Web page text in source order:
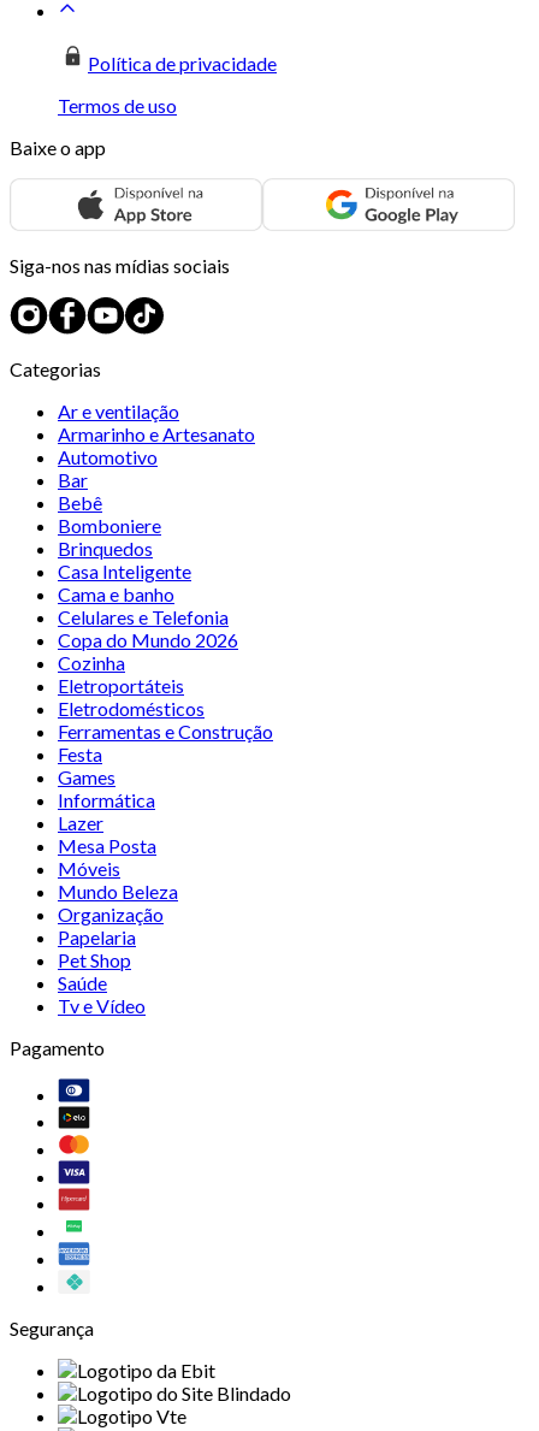
Política de privacidade
Termos de uso
Baixe o app
Siga-nos nas mídias sociais
Categorias
Ar e ventilação
Armarinho e Artesanato
Automotivo
Bar
Bebê
Bomboniere
Brinquedos
Casa Inteligente
Cama e banho
Celulares e Telefonia
Copa do Mundo 2026
Cozinha
Eletroportáteis
Eletrodomésticos
Ferramentas e Construção
Festa
Games
Informática
Lazer
Mesa Posta
Móveis
Mundo Beleza
Organização
Papelaria
Pet Shop
Saúde
Tv e Vídeo
Pagamento
Segurança